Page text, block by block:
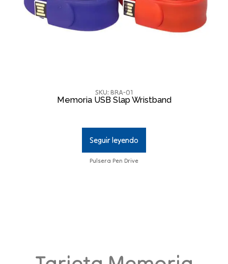
SKU: BRA-01
Memoria USB Slap Wristband
Seguir leyendo
Pulsera Pen Drive